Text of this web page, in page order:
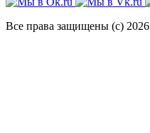
Все права защищены (с) 2026